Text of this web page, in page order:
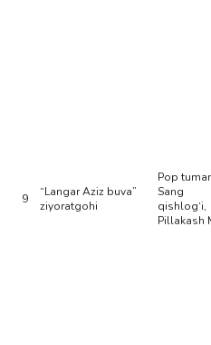
9
“Langar Aziz buva”
ziyoratgohi
Pop
Sang
qishlog‘i,
Pillakash